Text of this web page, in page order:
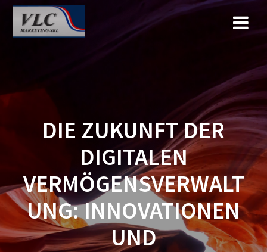
contenido
DIE ZUKUNFT DER
DIGITALEN
VERMÖGENSVERWALT
UNG: INNOVATIONEN
UND